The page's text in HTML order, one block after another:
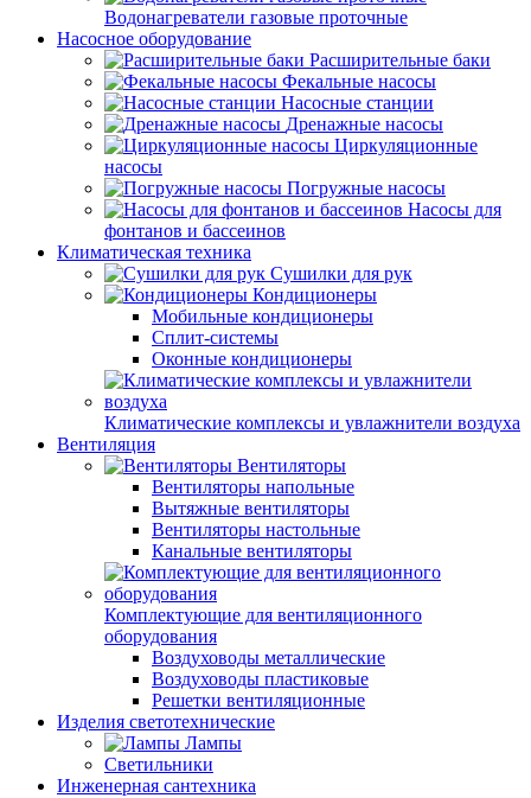
Водонагреватели газовые проточные
Насосное оборудование
Расширительные баки
Фекальные насосы
Насосные станции
Дренажные насосы
Циркуляционные
насосы
Погружные насосы
Насосы для
фонтанов и бассеинов
Климатическая техника
Сушилки для рук
Кондиционеры
Мобильные кондиционеры
Сплит-системы
Оконные кондиционеры
Климатические комплексы и увлажнители воздуха
Вентиляция
Вентиляторы
Вентиляторы напольные
Вытяжные вентиляторы
Вентиляторы настольные
Канальные вентиляторы
Комплектующие для вентиляционного
оборудования
Воздуховоды металлические
Воздуховоды пластиковые
Решетки вентиляционные
Изделия светотехнические
Лампы
Светильники
Инженерная сантехника